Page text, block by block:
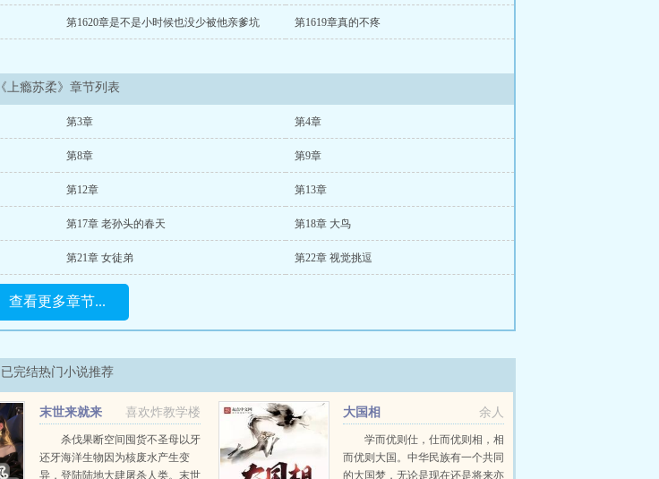
第1620章是不是小时候也没少被他亲爹坑 第1619章真的不疼
《上瘾苏柔》章节列表
第3章 第4章
第8章 第9章
第12章 第13章
第17章 老孙头的春天 第18章 大鸟
第21章 女徒弟 第22章 视觉挑逗
查看更多章节...
已完结热门小说推荐
喜欢炸教学楼
末世来就来
呗，还送我一方小世界
杀伐果断空间囤货不圣母以牙
还牙海洋生物因为核废水产生变
异，登陆陆地大肆屠杀人类。末世
余人
大国相
学而优则仕，仕而优则相，相
而优则大国。中华民族有一个共同
的大国梦，无论是现在还是将来亦